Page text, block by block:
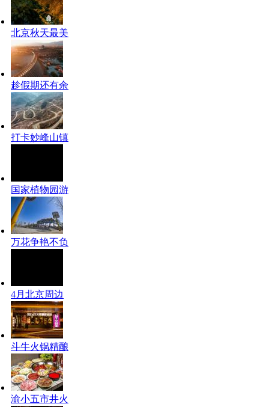
北京秋天最美
趁假期还有余
打卡妙峰山镇
国家植物园游
万花争艳不负
4月北京周边
斗牛火锅精酿
渝小五市井火